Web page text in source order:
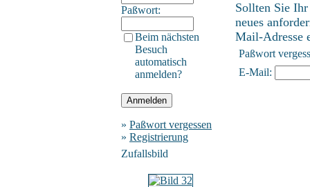
Paßwort:
Beim nächsten
Besuch
automatisch
anmelden?
» Paßwort vergessen
» Registrierung
Zufallsbild
Sollten Sie
neues
Mail-Adresse
Paßwort
E-Mail: